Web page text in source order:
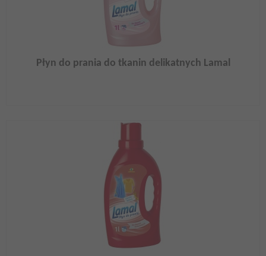
Płyn do prania do tkanin delikatnych Lamal